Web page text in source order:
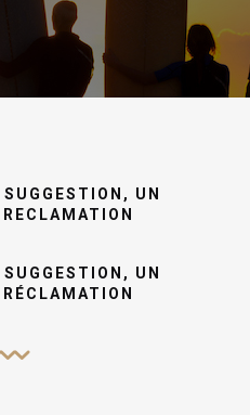
UN
UN